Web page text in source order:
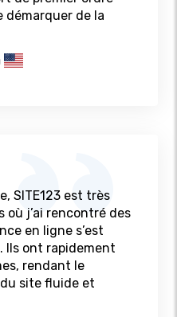
démarquer de la
SITE123 est très
où j’ai rencontré des
en ligne s’est
Ils ont rapidement
rendant le
site fluide et